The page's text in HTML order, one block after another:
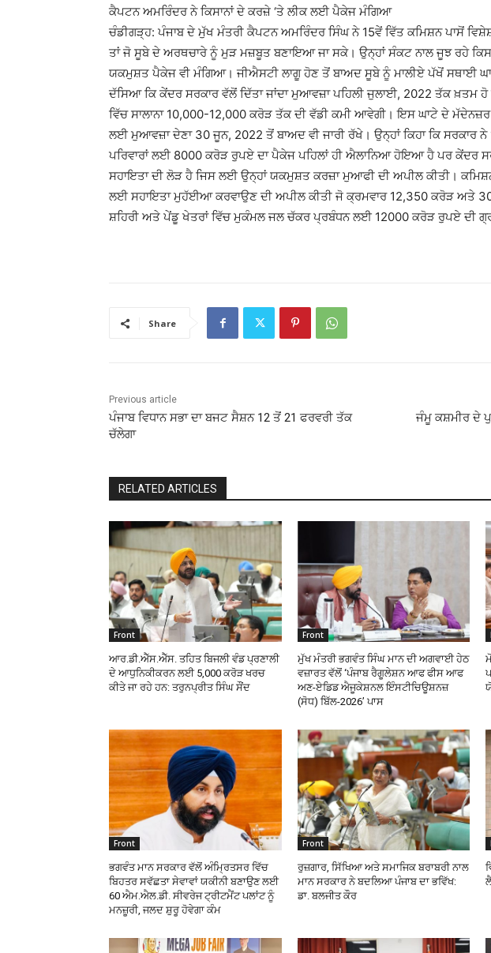
ਕੈਪਟਨ ਅਮਰਿੰਦਰ ਨੇ ਕਿਸਾਨਾਂ ਦੇ ਕਰਜ਼ੇ ‘ਤੇ ਲੀਕ ਲਈ ਪੈਕੇਜ ਮੰਗਿਆ
ਚੰਡੀਗੜ੍ਹ: ਪੰਜਾਬ ਦੇ ਮੁੱਖ ਮੰਤਰੀ ਕੈਪਟਨ ਅਮਰਿੰਦਰ ਸਿੰਘ ਨੇ 15ਵੇਂ ਵਿੱਤ ਕਮਿਸ਼ਨ ਪਾਸੋਂ
ਤਾਂ ਜੋ ਸੂਬੇ ਦੇ ਅਰਥਚਾਰੇ ਨੂੰ ਮੁੜ ਮਜ਼ਬੂਤ ਬਣਾਇਆ ਜਾ ਸਕੇ। ਉਨ੍ਹਾਂ ਸੰਕਟ ਨਾਲ ਜੂਝ ਰਹੇ
ਯਕਮੁਸ਼ਤ ਪੈਕੇਜ ਵੀ ਮੰਗਿਆ। ਜੀਐਸਟੀ ਲਾਗੂ ਹੋਣ ਤੋਂ ਬਾਅਦ ਸੂਬੇ ਨੂੰ ਮਾਲੀਏ ਪੱਖੋਂ ਸਥਾਈ
ਦੱਸਿਆ ਕਿ ਕੇਂਦਰ ਸਰਕਾਰ ਵੱਲੋਂ ਦਿੱਤਾ ਜਾਂਦਾ ਮੁਆਵਜ਼ਾ ਪਹਿਲੀ ਜੁਲਾਈ, 2022 ਤੱਕ ਖ਼ਤਮ ਹੋ
ਵਿੱਚ ਸਾਲਾਨਾ 10,000-12,000 ਕਰੋੜ ਤੱਕ ਦੀ ਵੱਡੀ ਕਮੀ ਆਵੇਗੀ। ਇਸ ਘਾਟੇ ਦੇ
ਲਈ ਮੁਆਵਜ਼ਾ ਦੇਣਾ 30 ਜੂਨ, 2022 ਤੋਂ ਬਾਅਦ ਵੀ ਜਾਰੀ ਰੱਖੇ। ਉਨ੍ਹਾਂ ਕਿਹਾ ਕਿ ਸਰਕਾਰ ਨੇ
ਪਰਿਵਾਰਾਂ ਲਈ 8000 ਕਰੋੜ ਰੁਪਏ ਦਾ ਪੈਕੇਜ ਪਹਿਲਾਂ ਹੀ ਐਲਾਨਿਆ ਹੋਇਆ ਹੈ ਪਰ ਕੇਂਦਰ
ਸਹਾਇਤਾ ਦੀ ਲੋੜ ਹੈ ਜਿਸ ਲਈ ਉਨ੍ਹਾਂ ਯਕਮੁਸ਼ਤ ਕਰਜ਼ਾ ਮੁਆਫੀ ਦੀ ਅਪੀਲ ਕੀਤੀ।
ਲਈ ਸਹਾਇਤਾ ਮੁਹੱਈਆ ਕਰਵਾਉਣ ਦੀ ਅਪੀਲ ਕੀਤੀ ਜੋ ਕ੍ਰਮਵਾਰ 12,350 ਕਰੋੜ ਅਤੇ
ਸ਼ਹਿਰੀ ਅਤੇ ਪੇਂਡੂ ਖੇਤਰਾਂ ਵਿੱਚ ਮੁਕੰਮਲ ਜਲ ਚੱਕਰ ਪ੍ਰਬੰਧਨ ਲਈ 12000 ਕਰੋੜ ਰੁਪਏ ਦੀ
Share
Previous article
ਪੰਜਾਬ ਵਿਧਾਨ ਸਭਾ ਦਾ ਬਜਟ ਸੈਸ਼ਨ 12 ਤੋਂ 21 ਫਰਵਰੀ ਤੱਕ
ਚੱਲੇਗਾ
ਜੰਮੂ ਕਸ਼ਮੀਰ ਦੇ
RELATED ARTICLES
Front
ਆਰ.ਡੀ.ਐੱਸ.ਐੱਸ. ਤਹਿਤ ਬਿਜਲੀ ਵੰਡ ਪ੍ਰਣਾਲੀ
ਦੇ ਆਧੁਨਿਕੀਕਰਨ ਲਈ 5,000 ਕਰੋੜ ਖਰਚ
ਕੀਤੇ ਜਾ ਰਹੇ ਹਨ: ਤਰੁਨਪ੍ਰੀਤ ਸਿੰਘ ਸੌਂਦ
Front
ਮੁੱਖ ਮੰਤਰੀ ਭਗਵੰਤ ਸਿੰਘ ਮਾਨ ਦੀ ਅਗਵਾਈ ਹੇਠ
ਵਜ਼ਾਰਤ ਵੱਲੋਂ ‘ਪੰਜਾਬ ਰੈਗੂਲੇਸ਼ਨ ਆਫ ਫੀਸ ਆਫ
ਅਣ-ਏਡਿਡ ਐਜੂਕੇਸ਼ਨਲ ਇੰਸਟੀਚਿਊਸ਼ਨਜ਼
(ਸੋਧ) ਬਿੱਲ-2026’ ਪਾਸ
Front
ਭਗਵੰਤ ਮਾਨ ਸਰਕਾਰ ਵੱਲੋਂ ਅੰਮ੍ਰਿਤਸਰ ਵਿੱਚ
ਬਿਹਤਰ ਸਵੱਛਤਾ ਸੇਵਾਵਾਂ ਯਕੀਨੀ ਬਣਾਉਣ ਲਈ
60 ਐਮ.ਐਲ.ਡੀ. ਸੀਵਰੇਜ ਟ੍ਰੀਟਮੈਂਟ ਪਲਾਂਟ ਨੂੰ
ਮਨਜ਼ੂਰੀ, ਜਲਦ ਸ਼ੁਰੂ ਹੋਵੇਗਾ ਕੰਮ
Front
ਰੁਜ਼ਗਾਰ, ਸਿੱਖਿਆ ਅਤੇ ਸਮਾਜਿਕ ਬਰਾਬਰੀ ਨਾਲ
ਮਾਨ ਸਰਕਾਰ ਨੇ ਬਦਲਿਆ ਪੰਜਾਬ ਦਾ ਭਵਿੱਖ:
ਡਾ. ਬਲਜੀਤ ਕੌਰ